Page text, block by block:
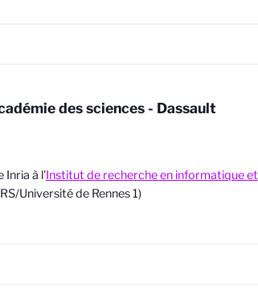
des sciences - Dassault
Inria à l'Institut de recherche en informatique et
Université de Rennes 1)